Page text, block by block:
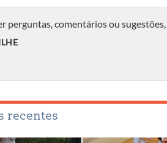
perguntas, comentários ou sugestões,
recentes